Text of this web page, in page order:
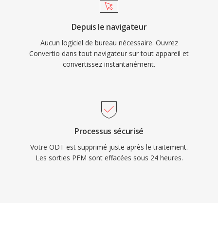
Depuis le navigateur
Aucun logiciel de bureau nécessaire. Ouvrez
Convertio dans tout navigateur sur tout appareil et
convertissez instantanément.
Processus sécurisé
Votre ODT est supprimé juste après le traitement.
Les sorties PFM sont effacées sous 24 heures.